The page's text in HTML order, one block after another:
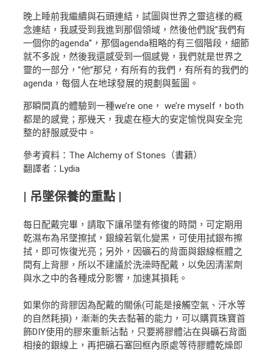
晚上睡前我繼續與石頭連結，試圖與世界之靈這樣的概
念連結，我感受到我進到那個領域，然後他們說”我們有
一個你的agenda”，那個agenda粗略的有三個階段，細節
就不多說，然後我還感受到一個感覺，我們就是世界之
靈的一部分，”他”那兒，有所有的我們，有所有的我們的
agenda，每個人在地球發展的規劃與藍圖。
那瞬間真的體驗到一種we’re one， we’re myself，both
都是的感覺；那幾天，我處在極大的安定愉悅與安全完
整的舒服感受中。
參考資料：The Alchemy of Stones（書籍）
翻譯者：Lydia
| 吊墜保養的重點 |
每日配戴完畢，請取下讓吊墜有修復的時間，可定期用
乾濕布為吊墜擦拭，銀線若氧化變黑，可使用拭銀布擦
拭，即可恢復光亮；另外，因礦石的背面與銀線框體之
間有上背膠，所以不建議於洗澡時配戴，以免因清潔劑
與水之中的各種成分影響，加速其損耗。
如果你的背膠因為配戴的關係(可能是接觸空氣、汗水等
的自然耗損)，漸漸的失去黏著的能力，可以購買珠寶首
飾DIY使用的膠來重新沾黏，只要將膠體沾在與礦石背面
相接的銀線上，再把礦石塞回框內原處等待膠體乾燥即